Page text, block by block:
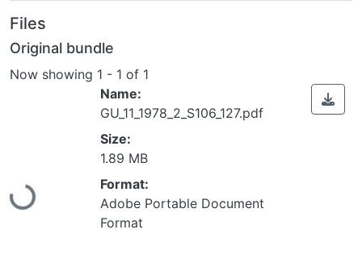
Files
Original bundle
Now showing 1 - 1 of 1
Loading...
Name:
GU_11_1978_2_S106_127.pdf
Size:
1.89 MB
Format:
Adobe Portable Document
Format